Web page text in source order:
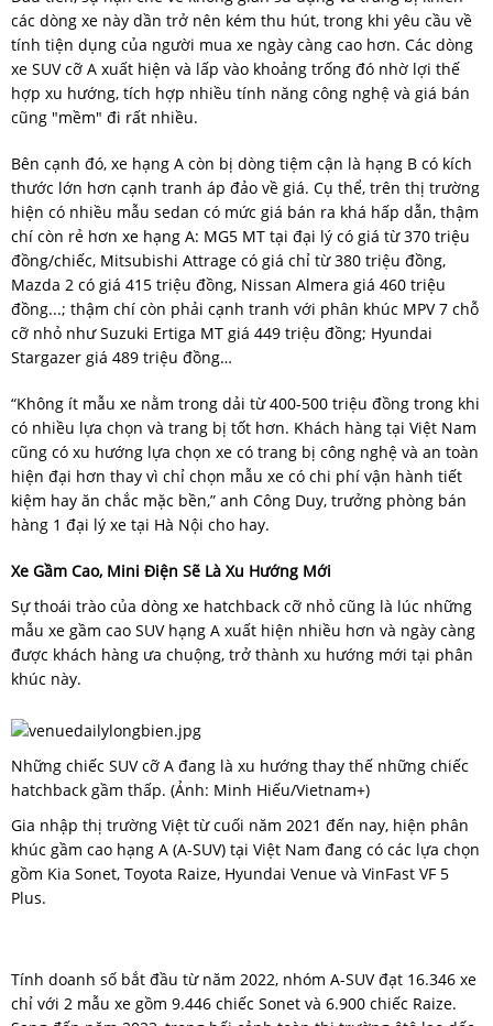
các dòng xe này dần trở nên kém thu hút, trong khi yêu cầu về
tính tiện dụng của người mua xe ngày càng cao hơn. Các dòng
xe SUV cỡ A xuất hiện và lấp vào khoảng trống đó nhờ lợi thế
hợp xu hướng, tích hợp nhiều tính năng công nghệ và giá bán
cũng "mềm" đi rất nhiều.
Bên cạnh đó, xe hạng A còn bị dòng tiệm cận là hạng B có kích
thước lớn hơn cạnh tranh áp đảo về giá. Cụ thể, trên thị trường
hiện có nhiều mẫu sedan có mức giá bán ra khá hấp dẫn, thậm
chí còn rẻ hơn xe hạng A: MG5 MT tại đại lý có giá từ 370 triệu
đồng/chiếc, Mitsubishi Attrage có giá chỉ từ 380 triệu đồng,
Mazda 2 có giá 415 triệu đồng, Nissan Almera giá 460 triệu
đồng...; thậm chí còn phải cạnh tranh với phân khúc MPV 7 chỗ
cỡ nhỏ như Suzuki Ertiga MT giá 449 triệu đồng; Hyundai
Stargazer giá 489 triệu đồng…
“Không ít mẫu xe nằm trong dải từ 400-500 triệu đồng trong khi
có nhiều lựa chọn và trang bị tốt hơn. Khách hàng tại Việt Nam
cũng có xu hướng lựa chọn xe có trang bị công nghệ và an toàn
hiện đại hơn thay vì chỉ chọn mẫu xe có chi phí vận hành tiết
kiệm hay ăn chắc mặc bền,” anh Công Duy, trưởng phòng bán
hàng 1 đại lý xe tại Hà Nội cho hay.
Xe Gầm Cao, Mini Điện Sẽ Là Xu Hướng Mới
Sự thoái trào của dòng xe hatchback cỡ nhỏ cũng là lúc những
mẫu xe gầm cao SUV hạng A xuất hiện nhiều hơn và ngày càng
được khách hàng ưa chuộng, trở thành xu hướng mới tại phân
khúc này.
Những chiếc SUV cỡ A đang là xu hướng thay thế những chiếc
hatchback gầm thấp. (Ảnh: Minh Hiếu/Vietnam+)
Gia nhập thị trường Việt từ cuối năm 2021 đến nay, hiện phân
khúc gầm cao hạng A (A-SUV) tại Việt Nam đang có các lựa chọn
gồm Kia Sonet, Toyota Raize, Hyundai Venue và VinFast VF 5
Plus.
Tính doanh số bắt đầu từ năm 2022, nhóm A-SUV đạt 16.346 xe
chỉ với 2 mẫu xe gồm 9.446 chiếc Sonet và 6.900 chiếc Raize.